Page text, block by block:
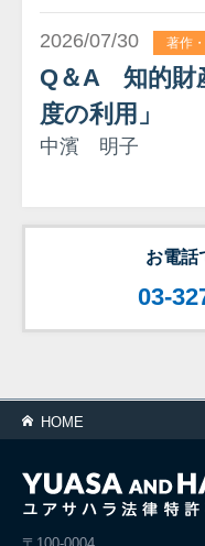
2026/07/30 著作
Q＆A 知的財
度の利用」
中濱 明子
お電話
03-
HOME